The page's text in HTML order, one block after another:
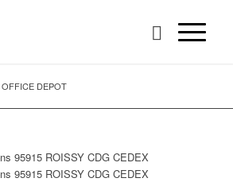
OFFICE DEPOT
95915 ROISSY CDG CEDEX
95915 ROISSY CDG CEDEX